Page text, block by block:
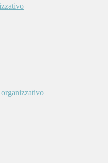
organizzativo